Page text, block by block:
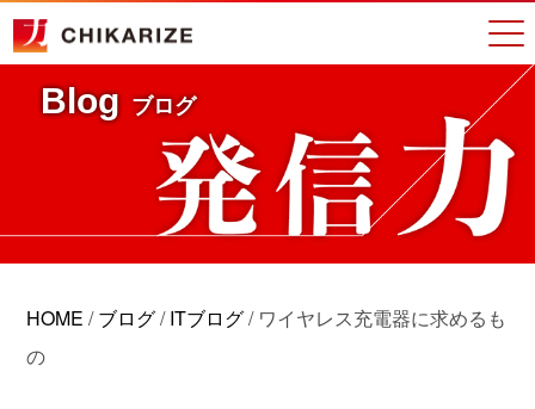
Blog ブログ
HOME /ブログ/ITブログ/ ワイヤレス充電器に求めるも
の